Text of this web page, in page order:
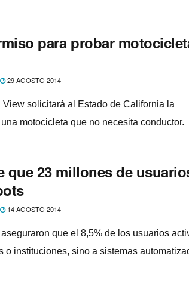
para probar
29 AGOSTO 2014
View solicitará al Estado de California la
motocicleta que no necesita conductor.
que 23 millones de
14 AGOSTO 2014
que el 8,5% de los usuarios
o instituciones, sino a sistemas